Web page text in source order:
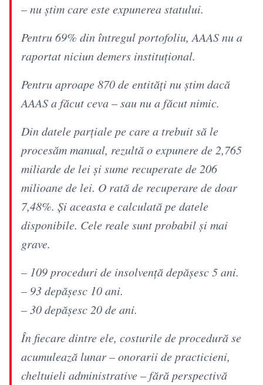
– nu știm care este expunerea statului.
Pentru 69% din întregul portofoliu, AAAS nu a
raportat niciun demers instituțional.
Pentru aproape 870 de entități nu știm dacă
AAAS a făcut ceva – sau nu a făcut nimic.
Din datele parțiale pe care a trebuit să le
procesăm manual, rezultă o expunere de 2,765
miliarde de lei și sume recuperate de 206
milioane de lei. O rată de recuperare de doar
7,48%. Și aceasta e calculată pe datele
disponibile. Cele reale sunt probabil și mai
grave.
– 109 proceduri de insolvență depășesc 5 ani.
– 93 depășesc 10 ani.
– 30 depășesc 20 de ani.
În fiecare dintre ele, costurile de procedură se
acumulează lunar – onorarii de practicieni,
cheltuieli administrative – fără perspectivă